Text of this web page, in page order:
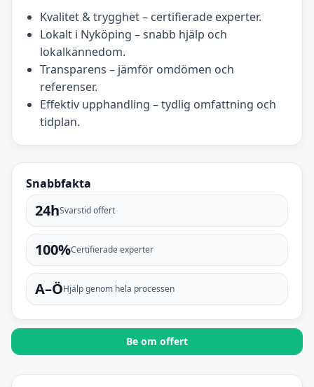
Kvalitet & trygghet – certifierade experter.
Lokalt i Nyköping – snabb hjälp och
lokalkännedom.
Transparens – jämför omdömen och
referenser.
Effektiv upphandling – tydlig omfattning och
tidplan.
Snabbfakta
24hSvarstid offert
100%Certifierade experter
A–ÖHjälp genom hela processen
Be om offert